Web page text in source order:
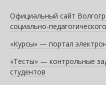
Официальный сайт
социально-
«Курсы» — портал
«Тесты» — контрольные
студентов